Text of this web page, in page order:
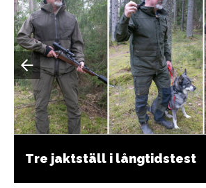
Tre jaktställ i långtidstest